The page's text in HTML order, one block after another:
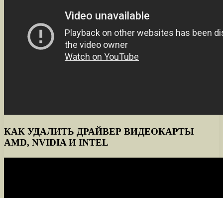
КАК УДАЛИТЬ ДРАЙВЕР ВИДЕОКАРТЫ
AMD, NVIDIA И INTEL